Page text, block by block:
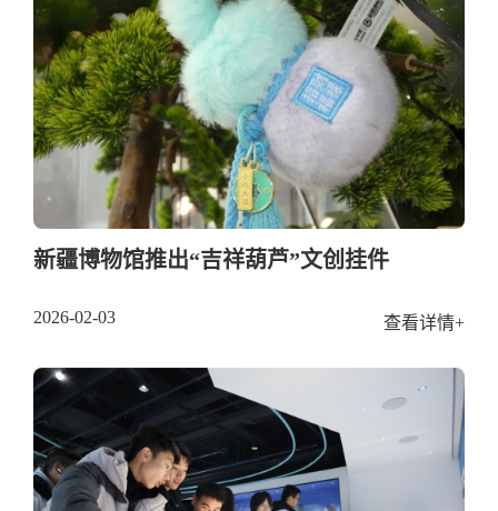
新疆博物馆推出“吉祥葫芦”文创挂件
2026-02-03 查看详情+